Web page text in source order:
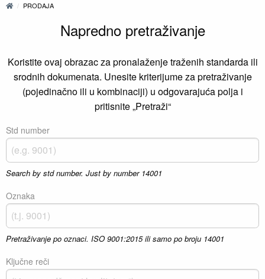
PRODAJA
Napredno pretraživanje
Koristite ovaj obrazac za pronalaženje traženih standarda ili
srodnih dokumenata. Unesite kriterijume za pretraživanje
(pojedinačno ili u kombinaciji) u odgovarajuća polja i
pritisnite „Pretraži“
Std number
Search by std number. Just by number 14001
Oznaka
Pretraživanje po oznaci. ISO 9001:2015 ili samo po broju 14001
Ključne reči